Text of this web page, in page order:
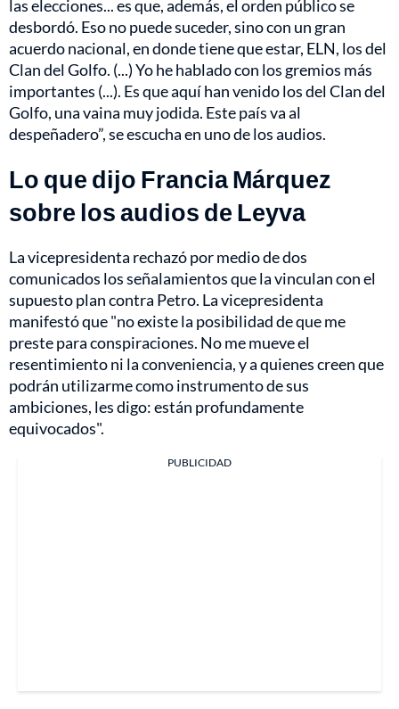
las elecciones... es que, además, el orden público se
desbordó. Eso no puede suceder, sino con un gran
acuerdo nacional, en donde tiene que estar, ELN, los del
Clan del Golfo. (...) Yo he hablado con los gremios más
importantes (...). Es que aquí han venido los del Clan del
Golfo, una vaina muy jodida. Este país va al
despeñadero”, se escucha en uno de los audios.
Lo que dijo Francia Márquez
sobre los audios de Leyva
La vicepresidenta rechazó por medio de dos
comunicados los señalamientos que la vinculan con el
supuesto plan contra Petro. La vicepresidenta
manifestó que "no existe la posibilidad de que me
preste para conspiraciones. No me mueve el
resentimiento ni la conveniencia, y a quienes creen que
podrán utilizarme como instrumento de sus
ambiciones, les digo: están profundamente
equivocados".
PUBLICIDAD